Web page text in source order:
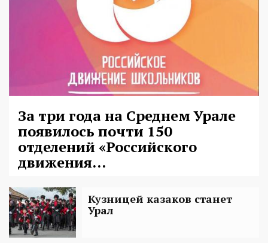
За три года на Среднем Урале
появилось почти 150
отделений «Российского
движения...
Кузницей казаков станет
Урал